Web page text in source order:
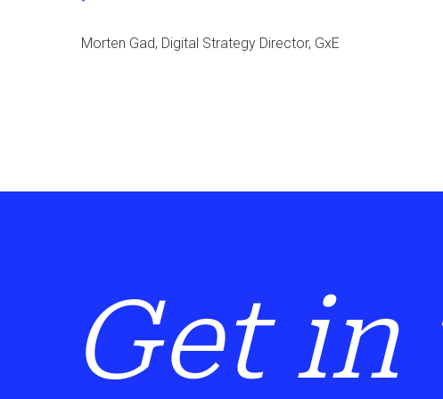
Morten Gad, Digital Strategy Director, GxE
Get in